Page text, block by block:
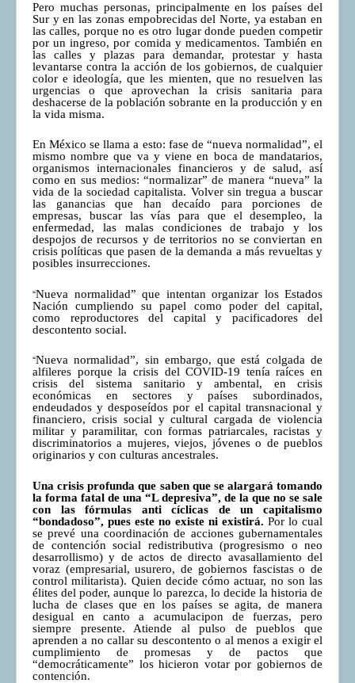
COMUNERA 67 EN PDF numero de presentación de la
voz de la Casa de los pueblos
Pero muchas personas, principalmente en los países del
Sur y en las zonas empobrecidas del Norte, ya estaban en
las calles, porque no es otro lugar donde pueden competir
por un ingreso, por comida y medicamentos. También en
las calles y plazas para demandar, protestar y hasta
levantarse contra la acción de los gobiernos, de cualquier
color e ideología, que les mienten, que no resuelven las
urgencias o que aprovechan la crisis sanitaria para
deshacerse de la población sobrante en la producción y en
la vida misma.
En México se llama a esto: fase de “nueva normalidad”, el
mismo nombre que va y viene en boca de mandatarios,
organismos internacionales financieros y de salud, así
como en sus medios: “normalizar” de manera “nueva” la
vida de la sociedad capitalista. Volver sin tregua a buscar
las ganancias que han decaído para porciones de
empresas, buscar las vías para que el desempleo, la
enfermedad, las malas condiciones de trabajo y los
despojos de recursos y de territorios no se conviertan en
crisis políticas que pasen de la demanda a más revueltas y
posibles insurrecciones.
“Nueva normalidad” que intentan organizar los Estados
Nación cumpliendo su papel como poder del capital,
como reproductores del capital y pacificadores del
descontento social.
“Nueva normalidad”, sin embargo, que está colgada de
alfileres porque la crisis del COVID-19 tenía raíces en
crisis del sistema sanitario y ambental, en crisis
económicas en sectores y países subordinados,
endeudados y desposeídos por el capital transnacional y
financiero, crisis social y cultural cargada de violencia
militar y paramilitar, con formas patriarcales, racistas y
discriminatorios a mujeres, viejos, jóvenes o de pueblos
originarios y con culturas ancestrales.
Una crisis profunda que saben que se alargará tomando
la forma fatal de una “L depresiva”, de la que no se sale
con las fórmulas anti cíclicas de un capitalismo
“bondadoso”, pues este no existe ni existirá. Por lo cual
se prevé una coordinación de acciones gubernamentales
de contención social redistributiva (progresismo o neo
desarrollismo) y de actos de directo avasallamiento del
voraz (empresarial, usurero, de gobiernos fascistas o de
control militarista). Quien decide cómo actuar, no son las
élites del poder, aunque lo parezca, lo decide la historia de
lucha de clases que en los países se agita, de manera
desigual en canto a acumulacipon de fuerzas, pero
siempre presente. Atiende al pulso de pueblos que
aprenden a no callar su descontento o al menos a exigir el
cumplimiento de promesas y de pactos que
“democráticamente” los hicieron votar por gobiernos de
contención.